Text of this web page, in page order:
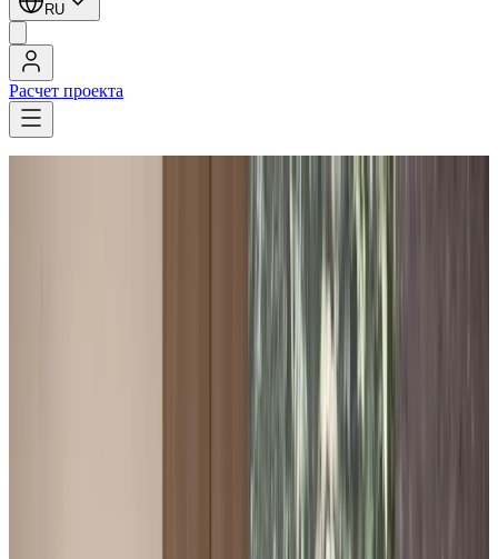
RU
Расчет проекта
Настенный светильник Olev
Настенные светильники